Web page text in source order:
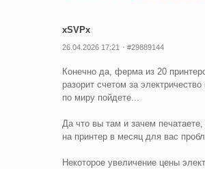
xSVPx
26.04.2026 17:21 #29889144
Конечно да, ферма из 20
разорит счетом за
по миру пойдете...
Да что вы там и зачем
на принтер в месяц для вас
Некоторое увеличение цены